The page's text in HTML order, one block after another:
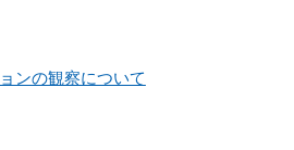
ンの観察について